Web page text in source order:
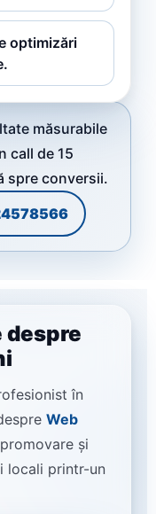
optimizări
măsurabile
call de 15
spre conversii.
în
Web
și
locali printr-un